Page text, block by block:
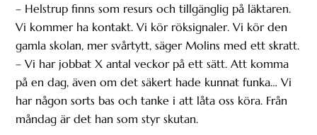
– Helstrup finns som resurs och tillgänglig på läktaren.
Vi kommer ha kontakt. Vi kör röksignaler. Vi kör den
gamla skolan, mer svårtytt, säger Molins med ett skratt.
– Vi har jobbat X antal veckor på ett sätt. Att komma
på en dag, även om det säkert hade kunnat funka… Vi
har någon sorts bas och tanke i att låta oss köra. Från
måndag är det han som styr skutan.